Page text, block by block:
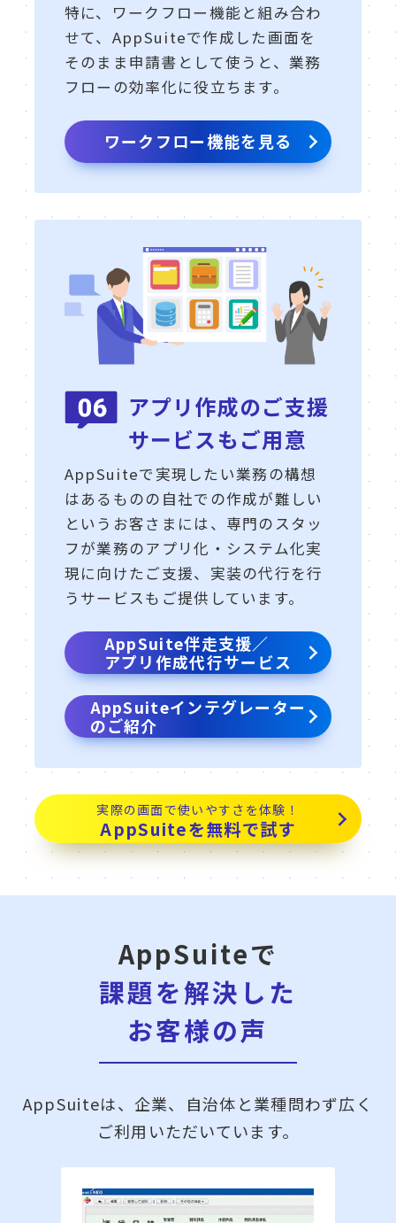
特に、ワークフロー機能と組み合わ
せて、AppSuiteで作成した画面を
そのまま申請書として使うと、業務
フローの効率化に役立ちます。
ワークフロー機能を見る
アプリ作成のご支援
サービスもご用意
AppSuiteで実現したい業務の構想
はあるものの自社での作成が難しい
というお客さまには、専門のスタッ
フが業務のアプリ化・システム化実
現に向けたご支援、実装の代行を行
うサービスもご提供しています。
AppSuite伴走支援／
アプリ作成代行サービス
AppSuiteインテグレーター
のご紹介
実際の画面で使いやすさを体験！
AppSuiteを無料で試す
AppSuiteで
課題を解決した
お客様の声
AppSuiteは、企業、自治体と業種問わず広く
ご利用いただいています。